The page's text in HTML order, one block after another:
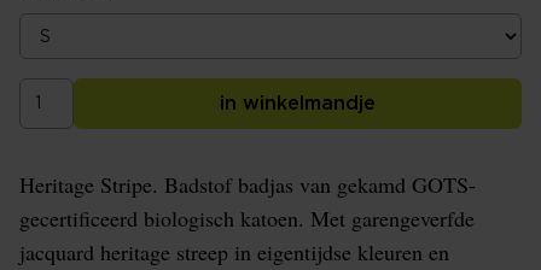
in winkelmandje
Heritage Stripe. Badstof badjas van gekamd GOTS-
gecertificeerd biologisch katoen. Met garengeverfde
jacquard heritage streep in eigentijdse kleuren en